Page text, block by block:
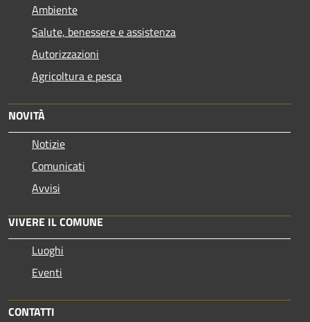
Ambiente
Salute, benessere e assistenza
Autorizzazioni
Agricoltura e pesca
NOVITÀ
Notizie
Comunicati
Avvisi
VIVERE IL COMUNE
Luoghi
Eventi
CONTATTI